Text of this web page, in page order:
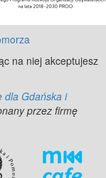
na niej akceptujesz
dla Gdańska i
przez firmę